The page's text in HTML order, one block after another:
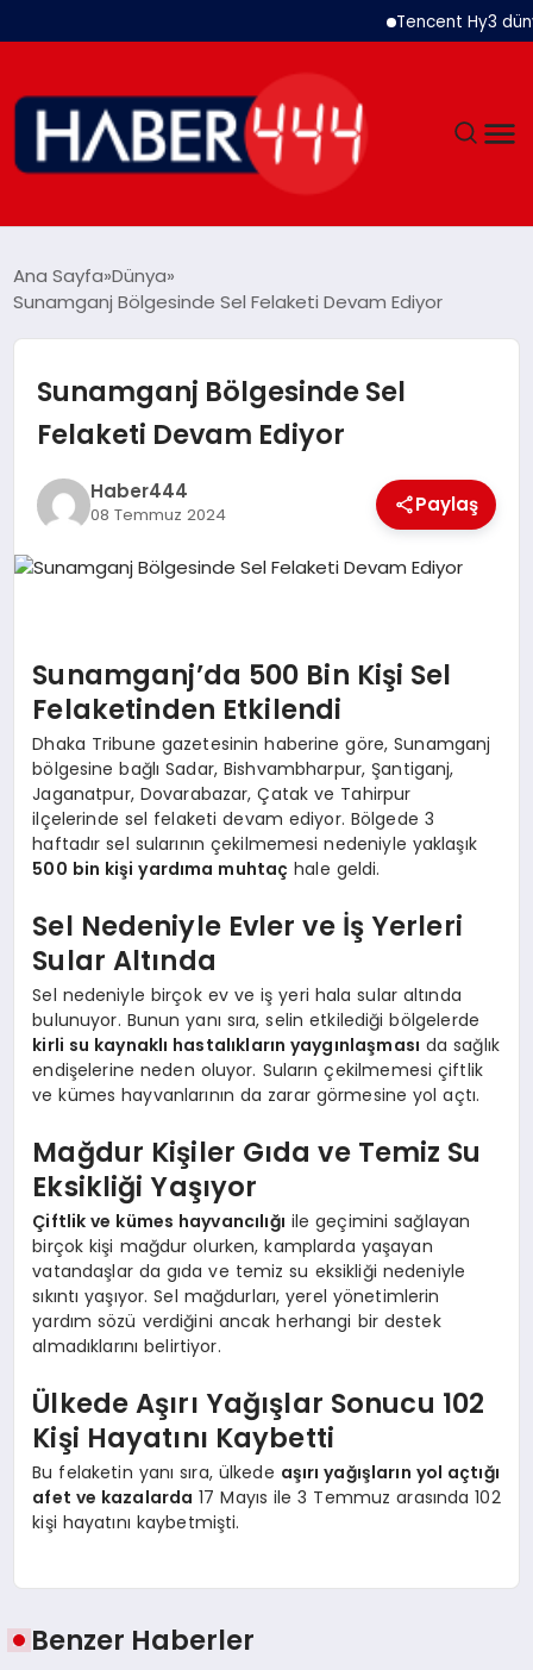
Tencent Hy3 dünya
SIYASET
DÜNYA
EKONOMI
SPOR
TEKNOLOJI
EGITIM
YAŞAM
Ana Sayfa Dünya
Sunamganj Bölgesinde Sel Felaketi Devam Ediyor
Sunamganj Bölgesinde Sel
Felaketi Devam Ediyor
Haber444
08 Temmuz 2024 Paylaş
Sunamganj’da 500 Bin Kişi Sel
Felaketinden Etkilendi
Dhaka Tribune gazetesinin haberine göre, Sunamganj
bölgesine bağlı Sadar, Bishvambharpur, Şantiganj,
Jaganatpur, Dovarabazar, Çatak ve Tahirpur
ilçelerinde sel felaketi devam ediyor. Bölgede 3
haftadır sel sularının çekilmemesi nedeniyle yaklaşık
500 bin kişi yardıma muhtaç hale geldi.
Sel Nedeniyle Evler ve İş Yerleri
Sular Altında
Sel nedeniyle birçok ev ve iş yeri hala sular altında
bulunuyor. Bunun yanı sıra, selin etkilediği bölgelerde
kirli su kaynaklı hastalıkların yaygınlaşması da sağlık
endişelerine neden oluyor. Suların çekilmemesi çiftlik
ve kümes hayvanlarının da zarar görmesine yol açtı.
Mağdur Kişiler Gıda ve Temiz Su
Eksikliği Yaşıyor
Çiftlik ve kümes hayvancılığı ile geçimini sağlayan
birçok kişi mağdur olurken, kamplarda yaşayan
vatandaşlar da gıda ve temiz su eksikliği nedeniyle
sıkıntı yaşıyor. Sel mağdurları, yerel yönetimlerin
yardım sözü verdiğini ancak herhangi bir destek
almadıklarını belirtiyor.
Ülkede Aşırı Yağışlar Sonucu 102
Kişi Hayatını Kaybetti
Bu felaketin yanı sıra, ülkede aşırı yağışların yol açtığı
afet ve kazalarda 17 Mayıs ile 3 Temmuz arasında 102
kişi hayatını kaybetmişti.
Benzer Haberler